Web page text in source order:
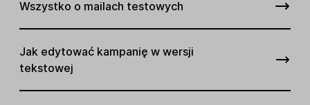
Wszystko o mailach testowych
Jak edytować kampanię w wersji
tekstowej